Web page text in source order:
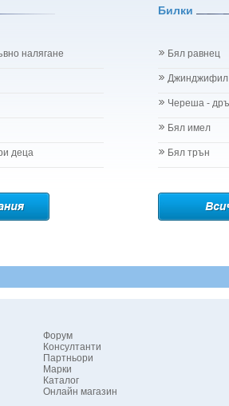
Билки
налягане
деца
Бял равнец
Джинджифил
Череша -
Бял имел
Бял трън
Форум
Консултанти
Партньори
Марки
Каталог
Онлайн магазин